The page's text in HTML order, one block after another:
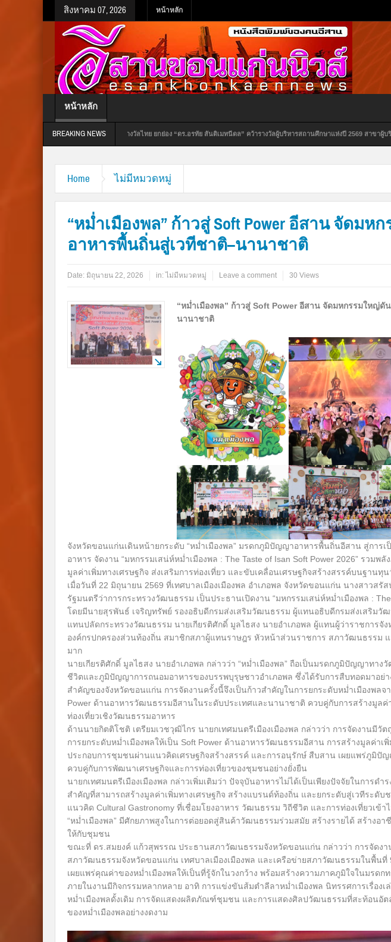
สิงหาคม 07, 2026 หน้าหลัก
หน้าหลัก
BREAKING NEWS
คณะกรรมการรางวัลไทย ยกย่อง “ดร.อรทัย สันติเมทนีดล” คว้ารางวัลผู้บริหารสถานศึกษาแห่งปี 2569 สาขาผู้บริหารสถานศึกษาดีเด่น
Home ไม่มีหมวดหมู่
“หม่ำเมืองพล” ก้าวสู่ Soft Power อีสาน จัดมห
อาหารพื้นถิ่นสู่เวทีชาติ–นานาชาติ
Date: มิถุนายน 22, 2026 in: ไม่มีหมวดหมู่ Leave a comment 30 Views
“หม่ำเมืองพล” ก้าวสู่ Soft Power อีสาน จัดมหกรรมใหญ่ดั
นานาชาติ
จังหวัดขอนแก่นเดินหน้ายกระดับ “หม่ำเมืองพล” มรดกภูมิปัญญาอาหารพื้นถิ่นอีสาน สู่การ
อาหาร จัดงาน “มหกรรมเสน่ห์หม่ำเมืองพล : The Taste of Isan Soft Power 2026” รวมพ
มูลค่าเพิ่มทางเศรษฐกิจ ส่งเสริมการท่องเที่ยว และขับเคลื่อนเศรษฐกิจสร้างสรรค์บนฐานทุ
เมื่อวันที่ 22 มิถุนายน 2569 ที่เทศบาลเมืองเมืองพล อำเภอพล จังหวัดขอนแก่น นางสาวส
รัฐมนตรีว่าการกระทรวงวัฒนธรรม เป็นประธานเปิดงาน “มหกรรมเสน่ห์หม่ำเมืองพล : The
โดยมีนายสุรพันธ์ เจริญทรัพย์ รองอธิบดีกรมส่งเสริมวัฒนธรรม ผู้แทนอธิบดีกรมส่งเสริมวั
แทนปลัดกระทรวงวัฒนธรรม นายเกียรติศักดิ์ มูลไธสง นายอำเภอพล ผู้แทนผู้ว่าราชการจั
องค์กรปกครองส่วนท้องถิ่น สมาชิกสภาผู้แทนราษฎร หัวหน้าส่วนราชการ สภาวัฒนธรรม
มาก
นายเกียรติศักดิ์ มูลไธสง นายอำเภอพล กล่าวว่า “หม่ำเมืองพล” ถือเป็นมรดกภูมิปัญญาทา
ชีวิตและภูมิปัญญาการถนอมอาหารของบรรพบุรุษชาวอำเภอพล ซึ่งได้รับการสืบทอดมาอ
สำคัญของจังหวัดขอนแก่น การจัดงานครั้งนี้จึงเป็นก้าวสำคัญในการยกระดับหม่ำเมืองพลจ
Power ด้านอาหารวัฒนธรรมอีสานในระดับประเทศและนานาชาติ ควบคู่กับการสร้างมูลค่า
ท่องเที่ยวเชิงวัฒนธรรมอาหาร
ด้านนายกิตติโชติ เตรียมเวชวุฒิไกร นายกเทศมนตรีเมืองเมืองพล กล่าวว่า การจัดงานมีวั
การยกระดับหม่ำเมืองพลให้เป็น Soft Power ด้านอาหารวัฒนธรรมอีสาน การสร้างมูลค่า
ประกอบการชุมชนผ่านแนวคิดเศรษฐกิจสร้างสรรค์ และการอนุรักษ์ สืบสาน เผยแพร่ภูมิปัญ
ควบคู่กับการพัฒนาเศรษฐกิจและการท่องเที่ยวของชุมชนอย่างยั่งยืน
นายกเทศมนตรีเมืองเมืองพล กล่าวเพิ่มเติมว่า ปัจจุบันอาหารไม่ได้เป็นเพียงปัจจัยในการดำ
สำคัญที่สามารถสร้างมูลค่าเพิ่มทางเศรษฐกิจ สร้างแบรนด์ท้องถิ่น และยกระดับสู่เวทีระดับ
แนวคิด Cultural Gastronomy ที่เชื่อมโยงอาหาร วัฒนธรรม วิถีชีวิต และการท่องเที่ยวเข้า
“หม่ำเมืองพล” มีศักยภาพสูงในการต่อยอดสู่สินค้าวัฒนธรรมร่วมสมัย สร้างรายได้ สร้างอา
ให้กับชุมชน
ขณะที่ ดร.สมยงค์ แก้วสุพรรณ ประธานสภาวัฒนธรรมจังหวัดขอนแก่น กล่าวว่า การจัดงา
สภาวัฒนธรรมจังหวัดขอนแก่น เทศบาลเมืองเมืองพล และเครือข่ายสภาวัฒนธรรมในพื้นที่
เผยแพร่คุณค่าของหม่ำเมืองพลให้เป็นที่รู้จักในวงกว้าง พร้อมสร้างความภาคภูมิใจในมรด
ภายในงานมีกิจกรรมหลากหลาย อาทิ การแข่งขันส้มตำลีลาหม่ำเมืองพล นิทรรศการเรื่องเ
หม่ำเมืองพลดั้งเดิม การจัดแสดงผลิตภัณฑ์ชุมชน และการแสดงศิลปวัฒนธรรมที่สะท้อนอั
ของหม่ำเมืองพลอย่างงดงาม